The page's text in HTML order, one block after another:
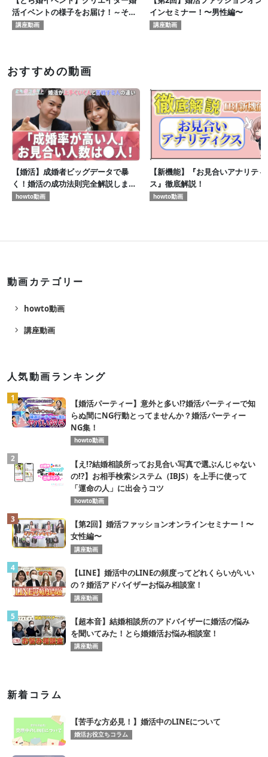
活イベントの様子をお届け！～その
①～
講座動画
インセミナー！〜男性編〜
講座動画
おすすめの動画
【婚活】成婚者ビッグデータで暴
く！婚活の成功法則完全解説します
【とら婚コネクト】
howto動画
【新機能】『お見合いアナリテ
ス』徹底解説！
howto動画
動画カテゴリー
navigate_next howto動画
navigate_next 講座動画
人気動画ランキング
1
【婚活パーティー】意外と多い⁉️婚活パーティーで知
らぬ間にNG行動とってませんか？婚活パーティー
NG集！
howto動画
2
【え!?結婚相談所ってお見合い写真で選ぶんじゃない
の!?】お相手検索システム（IBJS）を上手に使って
「運命の人」に出会うコツ
howto動画
3
【第2回】婚活ファッションオンラインセミナー！〜
女性編〜
講座動画
4
【LINE】婚活中のLINEの頻度ってどれくらいがいい
の？婚活アドバイザーお悩み相談室！
講座動画
5
【超本音】結婚相談所のアドバイザーに婚活の悩み
を聞いてみた！とら婚婚活お悩み相談室！
講座動画
新着コラム
【苦手な方必見！】婚活中のLINEについて
婚活お役立ちコラム